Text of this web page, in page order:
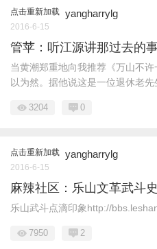
点击重新加载 yangharrylg
2016-6-15
管苹：听江源讲那过去的
当黄潮郑重地向我推荐《万山不
以为然。据他说这是一位退休老先
3204 0
点击重新加载 yangharrylg
2016-6-15
麻辣社区：乐山文革武斗
乐山武斗点滴印象http://
7950 2